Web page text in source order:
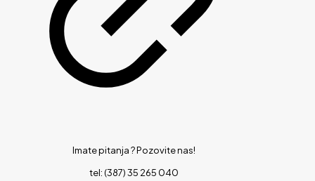
Imate pitanja ?Pozovite nas!
tel: (387) 35 265 040